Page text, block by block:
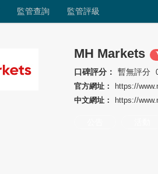
監管查詢 監管評級
MH Markets
口碑評分： 暫無評分
官方網址：
https://
中文網址：
https://